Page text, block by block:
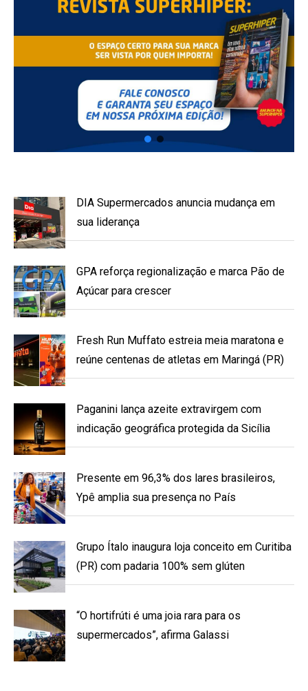
DIA Supermercados anuncia mudança em
sua liderança
GPA reforça regionalização e marca Pão de
Açúcar para crescer
Fresh Run Muffato estreia meia maratona e
reúne centenas de atletas em Maringá (PR)
Paganini lança azeite extravirgem com
indicação geográfica protegida da Sicília
Presente em 96,3% dos lares brasileiros,
Ypê amplia sua presença no País
Grupo Ítalo inaugura loja conceito em Curitiba
(PR) com padaria 100% sem glúten
“O hortifrúti é uma joia rara para os
supermercados”, afirma Galassi